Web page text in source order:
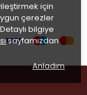
için
çerezler
bilgiye
sayfamızdan
Anladım